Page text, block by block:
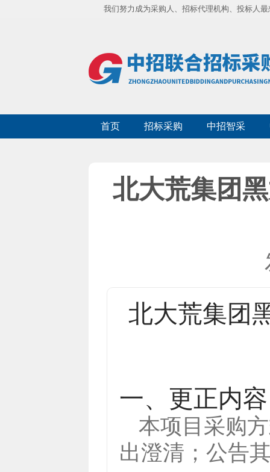
我们努力成为采购人、招标代理机构、投标人
首页 招标采购 中招智采
北大荒集团
北大荒集团
一、更正内
本项目采购
出澄清；公告